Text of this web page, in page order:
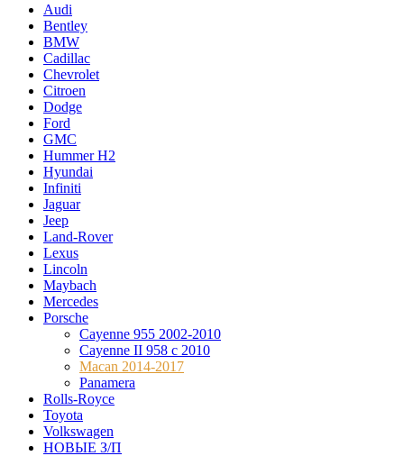
Audi
Bentley
BMW
Cadillac
Chevrolet
Citroen
Dodge
Ford
GMC
Hummer H2
Hyundai
Infiniti
Jaguar
Jeep
Land-Rover
Lexus
Lincoln
Maybach
Mercedes
Porsche
Cayenne 955 2002-2010
Cayenne II 958 с 2010
Macan 2014-2017
Panamera
Rolls-Royce
Toyota
Volkswagen
НОВЫЕ З/П